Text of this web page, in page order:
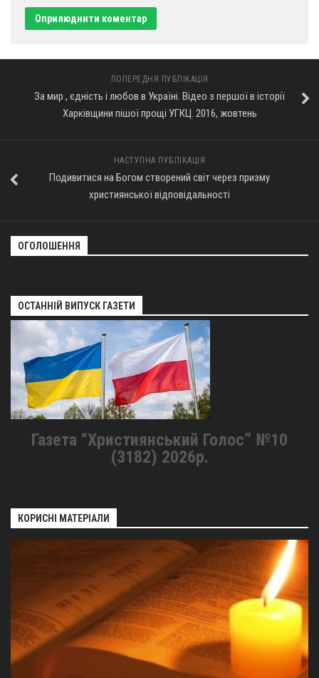
ПОПЕРЕДНЯ ПУБЛІКАЦІЯ
За мир , єдність і любов в Україні. Відео з першої в історії
Харківщини пішої прощі УГКЦ. 2016, жовтень
НАСТУПНА ПУБЛІКАЦІЯ
Подивитися на Богом створений світ через призму
християнської відповідальності
ОГОЛОШЕННЯ
ОСТАННІЙ ВИПУСК ГАЗЕТИ
Газета “Християнський Голос” №10
(3182) 2026р.
КОРИСНІ МАТЕРІАЛИ